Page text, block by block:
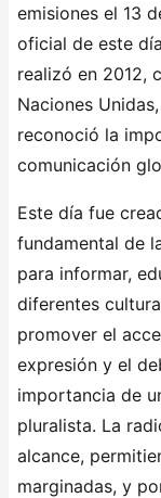
emisiones el 13
oficial de este
realizó en 2012,
Naciones
reconoció la
comunicación
Este día fue
fundamental de
para informar,
diferentes
promover el
expresión y el
importancia de
pluralista. La
alcance,
marginadas, y